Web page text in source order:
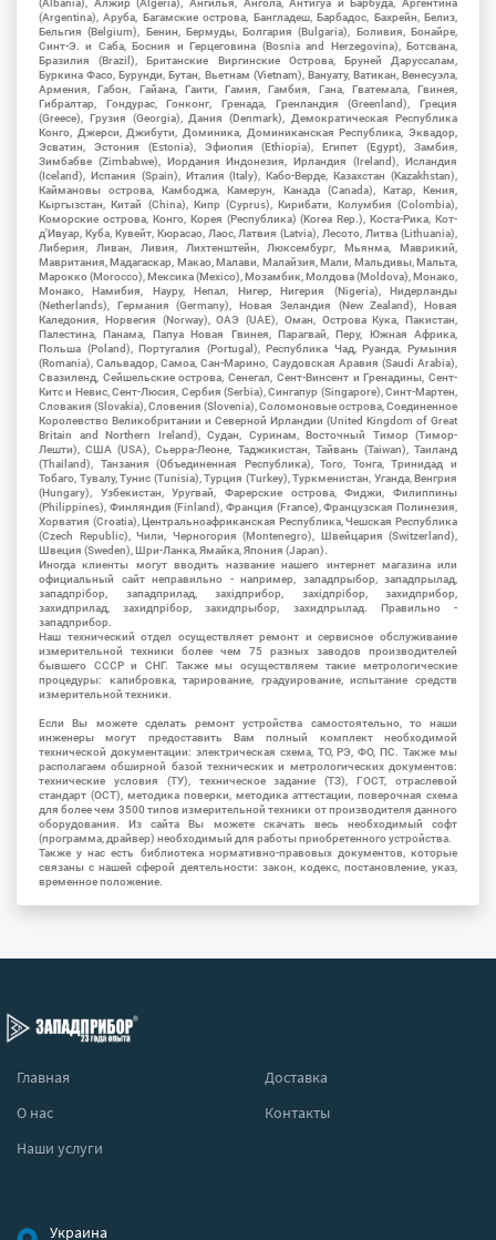
(Albania), Алжир (Algeria), Ангилья, Ангола, Антигуа и Барбуда, Аргентина
(Argentina), Аруба, Багамские острова, Бангладеш, Барбадос, Бахрейн, Белиз,
Бельгия (Belgium), Бенин, Бермуды, Болгария (Bulgaria), Боливия, Бонайре,
Синт-Э. и Саба, Босния и Герцеговина (Bosnia and Herzegovina), Ботсвана,
Бразилия (Brazil), Британские Виргинские Острова, Бруней Даруссалам,
Буркина Фасо, Бурунди, Бутан, Вьетнам (Vietnam), Вануату, Ватикан, Венесуэла,
Армения, Габон, Гайана, Гаити, Гамия, Гамбия, Гана, Гватемала, Гвинея,
Гибралтар, Гондурас, Гонконг, Гренада, Гренландия (Greenland), Греция
(Greece), Грузия (Georgia), Дания (Denmark), Демократическая Республика
Конго, Джерси, Джибути, Доминика, Доминиканская Республика, Эквадор,
Эсватин, Эстония (Estonia), Эфиопия (Ethiopia), Египет (Egypt), Замбия,
Зимбабве (Zimbabwe), Иордания Индонезия, Ирландия (Ireland), Исландия
(Iceland), Испания (Spain), Италия (Italy), Кабо-Верде, Казахстан (Kazakhstan),
Каймановы острова, Камбоджа, Камерун, Канада (Canada), Катар, Кения,
Кыргызстан, Китай (China), Кипр (Cyprus), Кирибати, Колумбия (Colombia),
Коморские острова, Конго, Корея (Республика) (Korea Rep.), Коста-Рика, Кот-
д'Ивуар, Куба, Кувейт, Кюрасао, Лаос, Латвия (Latvia), Лесото, Литва (Lithuania),
Либерия, Ливан, Ливия, Лихтенштейн, Люксембург, Мьянма, Маврикий,
Мавритания, Мадагаскар, Макао, Малави, Малайзия, Мали, Мальдивы, Мальта,
Марокко (Morocco), Мексика (Mexico), Мозамбик, Молдова (Moldova), Монако,
Монако, Намибия, Науру, Непал, Нигер, Нигерия (Nigeria), Нидерланды
(Netherlands), Германия (Germany), Новая Зеландия (New Zealand), Новая
Каледония, Норвегия (Norway), ОАЭ (UAE), Оман, Острова Кука, Пакистан,
Палестина, Панама, Папуа Новая Гвинея, Парагвай, Перу, Южная Африка,
Польша (Poland), Португалия (Portugal), Республика Чад, Руанда, Румыния
(Romania), Сальвадор, Самоа, Сан-Марино, Саудовская Аравия (Saudi Arabia),
Свазиленд, Сейшельские острова, Сенегал, Сент-Винсент и Гренадины, Сент-
Китс и Невис, Сент-Люсия, Сербия (Serbia), Сингапур (Singapore), Синт-Мартен,
Словакия (Slovakia), Словения (Slovenia), Соломоновые острова, Соединенное
Королевство Великобритании и Северной Ирландии (United Kingdom of Great
Britain and Northern Ireland), Судан, Суринам, Восточный Тимор (Тимор-
Лешти), США (USA), Сьерра-Леоне, Таджикистан, Тайвань (Taiwan), Таиланд
(Thailand), Танзания (Объединенная Республика), Того, Тонга, Тринидад и
Тобаго, Тувалу, Тунис (Tunisia), Турция (Turkey), Туркменистан, Уганда, Венгрия
(Hungary), Узбекистан, Уругвай, Фарерские острова, Фиджи, Филиппины
(Philippines), Финляндия (Finland), Франция (France), Французская Полинезия,
Хорватия (Croatia), Центральноафриканская Республика, Чешская Республика
(Czech Republic), Чили, Черногория (Montenegro), Швейцария (Switzerland),
Швеция (Sweden), Шри-Ланка, Ямайка, Япония (Japan).
Иногда клиенты могут вводить название нашего интернет магазина или
официальный сайт неправильно - например, западпрыбор, западпрылад,
западпрібор, западприлад, західприбор, західпрібор, захидприбор,
захидприлад, захидпрібор, захидпрыбор, захидпрылад. Правильно -
западприбор.
Наш технический отдел осуществляет ремонт и сервисное обслуживание
измерительной техники более чем 75 разных заводов производителей
бывшего СССР и СНГ. Также мы осуществляем такие метрологические
процедуры: калибровка, тарирование, градуирование, испытание средств
измерительной техники.
Если Вы можете сделать ремонт устройства самостоятельно, то наши
инженеры могут предоставить Вам полный комплект необходимой
технической документации: электрическая схема, ТО, РЭ, ФО, ПС. Также мы
располагаем обширной базой технических и метрологических документов:
технические условия (ТУ), техническое задание (ТЗ), ГОСТ, отраслевой
стандарт (ОСТ), методика поверки, методика аттестации, поверочная схема
для более чем 3500 типов измерительной техники от производителя данного
оборудования. Из сайта Вы можете скачать весь необходимый софт
(программа, драйвер) необходимый для работы приобретенного устройства.
Также у нас есть библиотека нормативно-правовых документов, которые
связаны с нашей сферой деятельности: закон, кодекс, постановление, указ,
временное положение.
Главная
Доставка
О нас
Контакты
Наши услуги
Украина